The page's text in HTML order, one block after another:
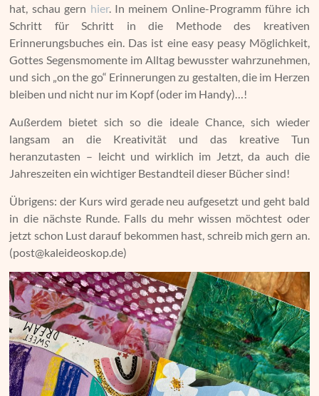
hat, schau gern hier. In meinem Online-Programm führe ich
Schritt für Schritt in die Methode des kreativen
Erinnerungsbuches ein. Das ist eine easy peasy Möglichkeit,
Gottes Segensmomente im Alltag bewusster wahrzunehmen,
und sich „on the go“ Erinnerungen zu gestalten, die im Herzen
bleiben und nicht nur im Kopf (oder im Handy)…!
Außerdem bietet sich so die ideale Chance, sich wieder
langsam an die Kreativität und das kreative Tun
heranzutasten – leicht und wirklich im Jetzt, da auch die
Jahreszeiten ein wichtiger Bestandteil dieser Bücher sind!
Übrigens: der Kurs wird gerade neu aufgesetzt und geht bald
in die nächste Runde. Falls du mehr wissen möchtest oder
jetzt schon Lust darauf bekommen hast, schreib mich gern an.
(post@kaleideoskop.de)